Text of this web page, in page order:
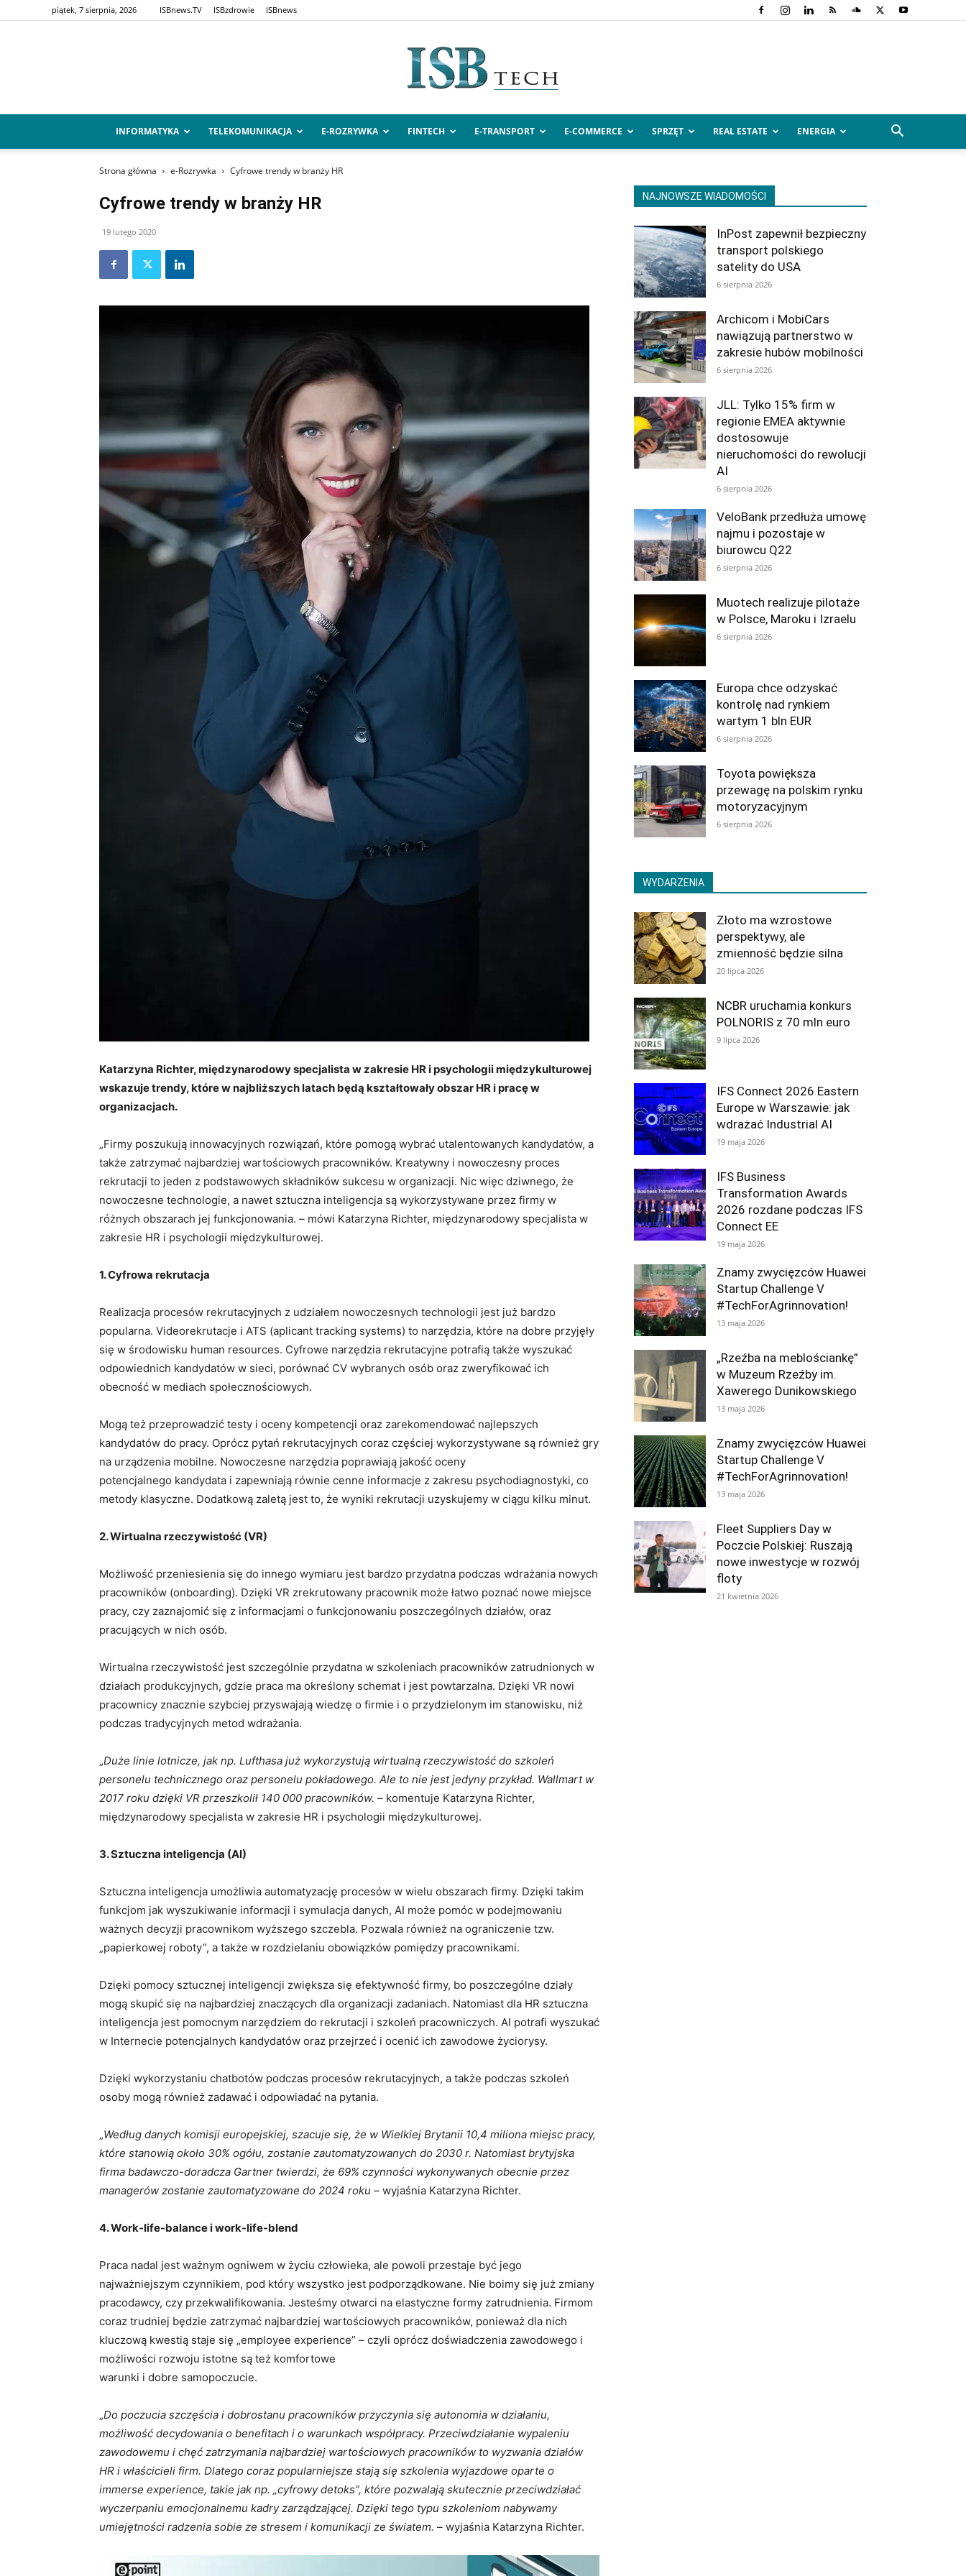
piątek, 7 sierpnia, 2026 ISBnews.TV ISBzdrowie ISBnews
ISBtech.pl
INFORMATYKA TELEKOMUNIKACJA E-ROZRYWKA FINTECH E-TRANSPORT E-COMMERCE SPRZĘT REAL ESTATE ENERGIA
Strona główna e-Rozrywka Cyfrowe trendy w branży HR
Cyfrowe trendy w branży HR
19 lutego 2020
Katarzyna Richter, międzynarodowy specjalista w zakresie HR i psychologii międzykulturowej
wskazuje trendy, które w najbliższych latach będą kształtowały obszar HR i pracę w
organizacjach.
„Firmy poszukują innowacyjnych rozwiązań, które pomogą wybrać utalentowanych kandydatów, a
także zatrzymać najbardziej wartościowych pracowników. Kreatywny i nowoczesny proces
rekrutacji to jeden z podstawowych składników sukcesu w organizacji. Nic więc dziwnego, że
nowoczesne technologie, a nawet sztuczna inteligencja są wykorzystywane przez firmy w
różnych obszarach jej funkcjonowania. – mówi Katarzyna Richter, międzynarodowy specjalista w
zakresie HR i psychologii międzykulturowej.
1. Cyfrowa rekrutacja
Realizacja procesów rekrutacyjnych z udziałem nowoczesnych technologii jest już bardzo
popularna. Videorekrutacje i ATS (aplicant tracking systems) to narzędzia, które na dobre przyjęły
się w środowisku human resources. Cyfrowe narzędzia rekrutacyjne potrafią także wyszukać
odpowiednich kandydatów w sieci, porównać CV wybranych osób oraz zweryfikować ich
obecność w mediach społecznościowych.
Mogą też przeprowadzić testy i oceny kompetencji oraz zarekomendować najlepszych
kandydatów do pracy. Oprócz pytań rekrutacyjnych coraz częściej wykorzystywane są również gry
na urządzenia mobilne. Nowoczesne narzędzia poprawiają jakość oceny
potencjalnego kandydata i zapewniają równie cenne informacje z zakresu psychodiagnostyki, co
metody klasyczne. Dodatkową zaletą jest to, że wyniki rekrutacji uzyskujemy w ciągu kilku minut.
2. Wirtualna rzeczywistość (VR)
Możliwość przeniesienia się do innego wymiaru jest bardzo przydatna podczas wdrażania nowych
pracowników (onboarding). Dzięki VR zrekrutowany pracownik może łatwo poznać nowe miejsce
pracy, czy zaznajomić się z informacjami o funkcjonowaniu poszczególnych działów, oraz
pracujących w nich osób.
Wirtualna rzeczywistość jest szczególnie przydatna w szkoleniach pracowników zatrudnionych w
działach produkcyjnych, gdzie praca ma określony schemat i jest powtarzalna. Dzięki VR nowi
pracownicy znacznie szybciej przyswajają wiedzę o firmie i o przydzielonym im stanowisku, niż
podczas tradycyjnych metod wdrażania.
„Duże linie lotnicze, jak np. Lufthasa już wykorzystują wirtualną rzeczywistość do szkoleń
personelu technicznego oraz personelu pokładowego. Ale to nie jest jedyny przykład. Wallmart w
2017 roku dzięki VR przeszkolił 140 000 pracowników. – komentuje Katarzyna Richter,
międzynarodowy specjalista w zakresie HR i psychologii międzykulturowej.
3. Sztuczna inteligencja (AI)
Sztuczna inteligencja umożliwia automatyzację procesów w wielu obszarach firmy. Dzięki takim
funkcjom jak wyszukiwanie informacji i symulacja danych, AI może pomóc w podejmowaniu
ważnych decyzji pracownikom wyższego szczebla. Pozwala również na ograniczenie tzw.
„papierkowej roboty”, a także w rozdzielaniu obowiązków pomiędzy pracownikami.
Dzięki pomocy sztucznej inteligencji zwiększa się efektywność firmy, bo poszczególne działy
mogą skupić się na najbardziej znaczących dla organizacji zadaniach. Natomiast dla HR sztuczna
inteligencja jest pomocnym narzędziem do rekrutacji i szkoleń pracowniczych. AI potrafi wyszukać
w Internecie potencjalnych kandydatów oraz przejrzeć i ocenić ich zawodowe życiorysy.
Dzięki wykorzystaniu chatbotów podczas procesów rekrutacyjnych, a także podczas szkoleń
osoby mogą również zadawać i odpowiadać na pytania.
„Według danych komisji europejskiej, szacuje się, że w Wielkiej Brytanii 10,4 miliona miejsc pracy,
które stanowią około 30% ogółu, zostanie zautomatyzowanych do 2030 r. Natomiast brytyjska
firma badawczo-doradcza Gartner twierdzi, że 69% czynności wykonywanych obecnie przez
managerów zostanie zautomatyzowane do 2024 roku – wyjaśnia Katarzyna Richter.
4. Work-life-balance i work-life-blend
Praca nadal jest ważnym ogniwem w życiu człowieka, ale powoli przestaje być jego
najważniejszym czynnikiem, pod który wszystko jest podporządkowane. Nie boimy się już zmiany
pracodawcy, czy przekwalifikowania. Jesteśmy otwarci na elastyczne formy zatrudnienia. Firmom
coraz trudniej będzie zatrzymać najbardziej wartościowych pracowników, ponieważ dla nich
kluczową kwestią staje się „employee experience” – czyli oprócz doświadczenia zawodowego i
możliwości rozwoju istotne są też komfortowe
warunki i dobre samopoczucie.
„Do poczucia szczęścia i dobrostanu pracowników przyczynia się autonomia w działaniu,
możliwość decydowania o benefitach i o warunkach współpracy. Przeciwdziałanie wypaleniu
zawodowemu i chęć zatrzymania najbardziej wartościowych pracowników to wyzwania działów
HR i właścicieli firm. Dlatego coraz popularniejsze stają się szkolenia wyjazdowe oparte o
immerse experience, takie jak np. „cyfrowy detoks”, które pozwalają skutecznie przeciwdziałać
wyczerpaniu emocjonalnemu kadry zarządzającej. Dzięki tego typu szkoleniom nabywamy
umiejętności radzenia sobie ze stresem i komunikacji ze światem. – wyjaśnia Katarzyna Richter.
NAJNOWSZE WIADOMOŚCI
InPost zapewnił bezpieczny
transport polskiego
satelity do USA
6 sierpnia 2026
Archicom i MobiCars
nawiązują partnerstwo w
zakresie hubów mobilności
6 sierpnia 2026
JLL: Tylko 15% firm w
regionie EMEA aktywnie
dostosowuje
nieruchomości do rewolucji
AI
6 sierpnia 2026
VeloBank przedłuża umowę
najmu i pozostaje w
biurowcu Q22
6 sierpnia 2026
Muotech realizuje pilotaże
w Polsce, Maroku i Izraelu
6 sierpnia 2026
Europa chce odzyskać
kontrolę nad rynkiem
wartym 1 bln EUR
6 sierpnia 2026
Toyota powiększa
przewagę na polskim rynku
motoryzacyjnym
6 sierpnia 2026
WYDARZENIA
Złoto ma wzrostowe
perspektywy, ale
zmienność będzie silna
20 lipca 2026
NCBR uruchamia konkurs
POLNORIS z 70 mln euro
9 lipca 2026
IFS Connect 2026 Eastern
Europe w Warszawie: jak
wdrażać Industrial AI
19 maja 2026
IFS Business
Transformation Awards
2026 rozdane podczas IFS
Connect EE
19 maja 2026
Znamy zwycięzców Huawei
Startup Challenge V
#TechForAgrinnovation!
13 maja 2026
„Rzeźba na meblościankę”
w Muzeum Rzeźby im.
Xawerego Dunikowskiego
13 maja 2026
Znamy zwycięzców Huawei
Startup Challenge V
#TechForAgrinnovation!
13 maja 2026
Fleet Suppliers Day w
Poczcie Polskiej: Ruszają
nowe inwestycje w rozwój
floty
21 kwietnia 2026